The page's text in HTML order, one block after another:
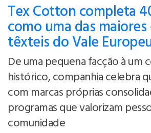
Tex Cotton completa
como uma das
têxteis do Vale
De uma pequena facção à um
histórico, companhia celebra
com marcas próprias
programas que valorizam
comunidade